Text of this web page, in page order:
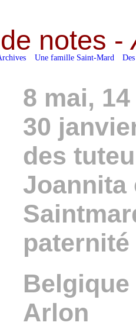
notes -
Une famille Saint-Mard
8 mai,
30
des
Joannita
paternité
Belgique
Arlon